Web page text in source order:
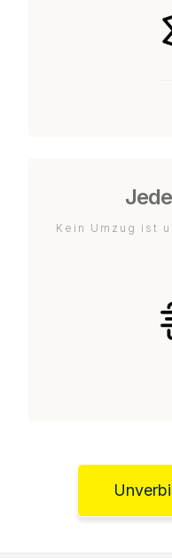
Kein Umzug ist